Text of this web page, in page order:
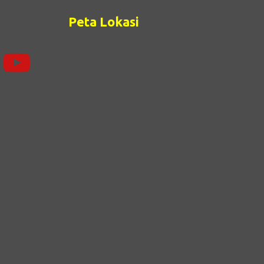
Pembelajaran berfungsi untuk melakukan
refleksi proses pembelajaran dan diagnosis
Peta Lokasi